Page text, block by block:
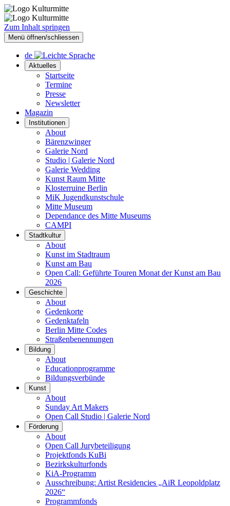
Zum Inhalt springen
Menü öffnen/schliessen
de
Aktuelles
Startseite
Termine
Presse
Newsletter
Magazin
Institutionen
About
Bärenzwinger
Galerie Nord
Studio | Galerie Nord
Galerie Wedding
Kunst Raum Mitte
Klosterruine Berlin
MiK Jugendkunstschule
Mitte Museum
Dependance des Mitte Museums
CAMPI
Stadtkultur
About
Kunst im Stadtraum
Kunst am Bau
Open Call: Geführte Touren Monat der Kunst am Bau
2026
Geschichte
About
Gedenkorte
Gedenktafeln
Berlin Mitte Codes
Straßenbenennungen
Bildung
About
Educationprogramme
Bildungsverbünde
Kunst
About
Sunday Art Makers
Open Call Studio | Galerie Nord
Förderung
About
Open Call Jurybeteiligung
Projektfonds KuBi
Bezirkskulturfonds
KiA-Programm
Ausschreibung: Artist Residencies „AiR Leopoldplatz
2026“
Programmfonds